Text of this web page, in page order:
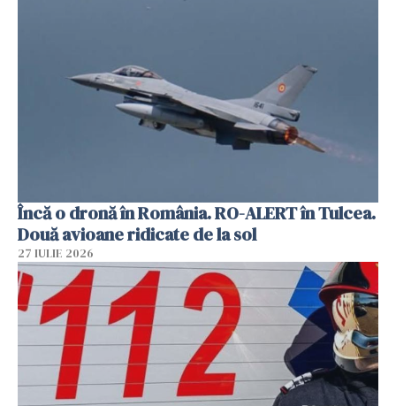
Încă o dronă în România. RO-ALERT în Tulcea.
Două avioane ridicate de la sol
27 IULIE 2026